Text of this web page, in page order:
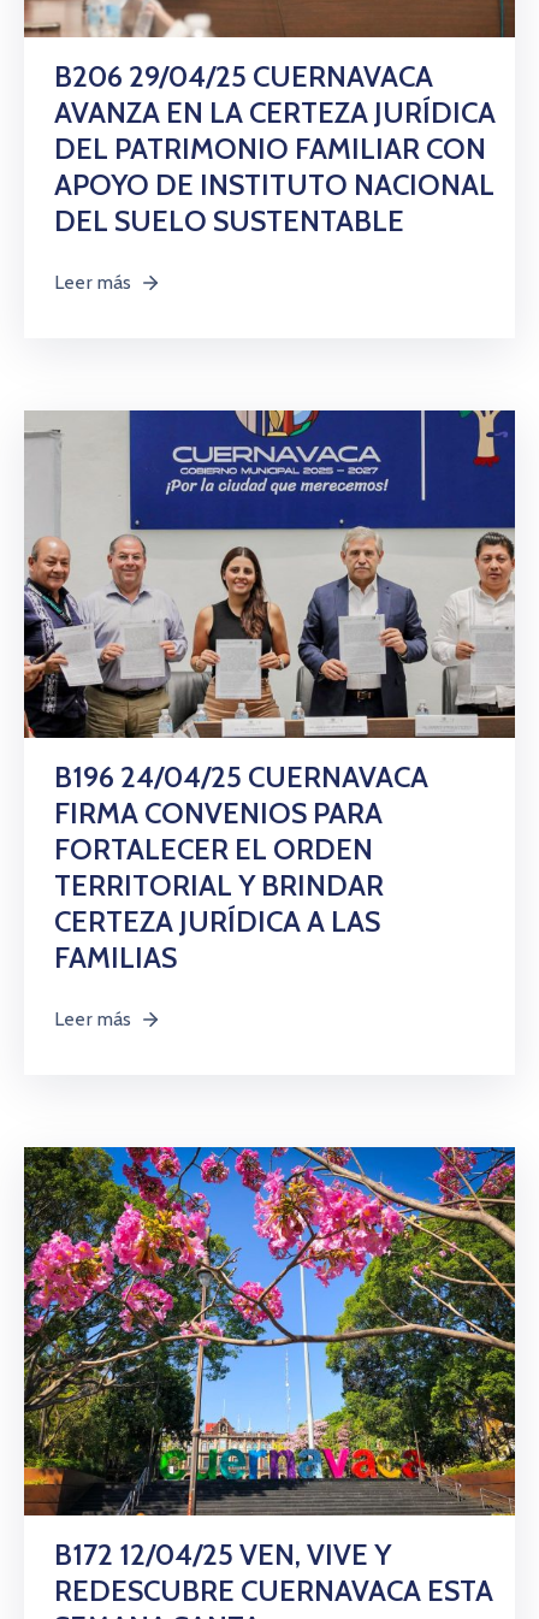
B206 29/04/25 CUERNAVACA
AVANZA EN LA CERTEZA JURÍDICA
DEL PATRIMONIO FAMILIAR CON
APOYO DE INSTITUTO NACIONAL
DEL SUELO SUSTENTABLE
Leer más
B196 24/04/25 CUERNAVACA
FIRMA CONVENIOS PARA
FORTALECER EL ORDEN
TERRITORIAL Y BRINDAR
CERTEZA JURÍDICA A LAS
FAMILIAS
Leer más
B172 12/04/25 VEN, VIVE Y
REDESCUBRE CUERNAVACA ESTA